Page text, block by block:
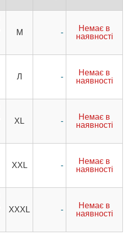
М -
Немає в
наявності
Л -
Немає в
наявності
XL -
Немає в
наявності
XXL -
Немає в
наявності
XXXL -
Немає в
наявності